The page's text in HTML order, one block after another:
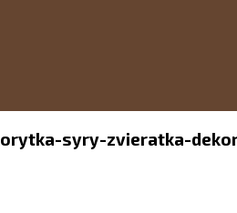
syry-zvieratka-